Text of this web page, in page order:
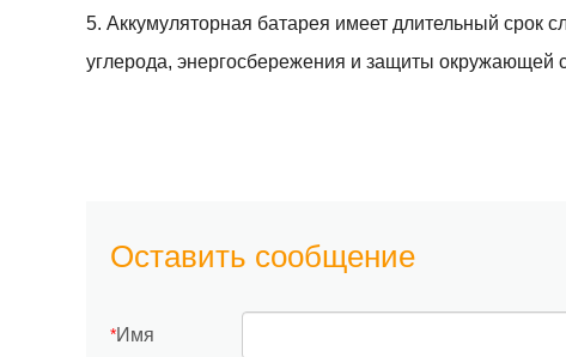
5. Аккумуляторная батарея имеет длительный срок
углерода, энергосбережения и защиты окружающей
Оставить сообщение
*Имя